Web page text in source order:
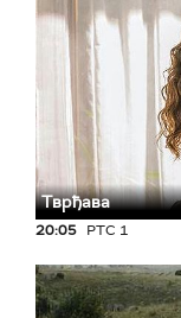
Тврђава
20:05 РТС 1